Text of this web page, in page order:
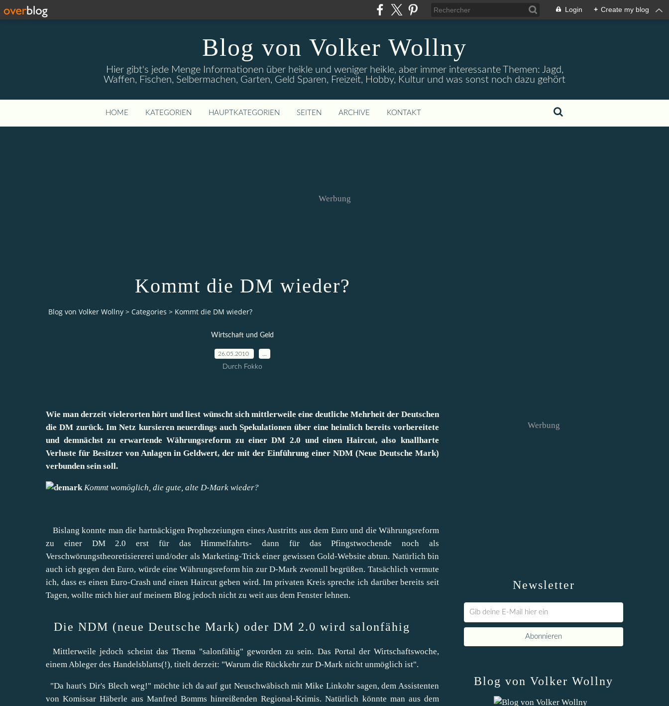
Login + Create my blog
Blog von Volker Wollny
Hier gibt's jede Menge Informationen über heikle und weniger heikle, aber immer interessante Themen: Jagd,
Waffen, Fischen, Selbermachen, Garten, Geld Sparen, Freizeit, Hobby, Kultur und was sonst noch dazu gehört
HOME KATEGORIEN HAUPTKATEGORIEN SEITEN ARCHIVE KONTAKT
Werbung
Kommt die DM wieder?
Blog von Volker Wollny > Categories > Kommt die DM wieder?
Wirtschaft und Geld
26.05.2010
Durch Fokko
Wie man derzeit vielerorten hört und liest wünscht sich mittlerweile eine deutliche Mehrheit der Deutschen
die DM zurück. Im Netz kursieren neuerdings auch Spekulationen über eine heimlich bereits vorbereitete
und demnächst zu erwartende Währungsreform zu einer DM 2.0 und einen Haircut, also knallharte
Verluste für Besitzer von Anlagen in Geldwert, der mit der Einführung einer NDM (Neue Deutsche Mark)
verbunden sein soll.
Kommt womöglich, die gute, alte D-Mark wieder?
Bislang konnte man die hartnäckigen Prophezeiungen eines Austritts aus dem Euro und die Währungsreform
zu einer DM 2.0 erst für das Himmelfahrts- dann für das Pfingstwochende noch als
Verschwörungstheoretisiererei und/oder als Marketing-Trick einer gewissen Gold-Website abtun. Natürlich bin
auch ich gegen den Euro, würde eine Währungsreform hin zur D-Mark zwonull begrüßen. Tatsächlich vermute
ich, dass es einen Euro-Crash und einen Haircut geben wird. Im privaten Kreis spreche ich darüber bereits seit
Tagen, wollte mich hier auf meinem Blog jedoch nicht zu weit aus dem Fenster lehnen.
Die NDM (neue Deutsche Mark) oder DM 2.0 wird salonfähig
Mittlerweile jedoch scheint das Thema "salonfähig" geworden zu sein. Das Portal der Wirtschaftswoche,
einem Ableger des Handelsblatts(!), titelt derzeit: "Warum die Rückkehr zur D-Mark nicht unmöglich ist".
"Da haut's Dir's Blech weg!" möchte ich da auf gut Neuschwäbisch mit Mike Linkohr sagen, dem Assistenten
von Komissar Häberle aus Manfred Bomms hinreißenden Regional-Krimis. Natürlich könnte man aus dem
Newsletter
Werbung
Blog von Volker Wollny